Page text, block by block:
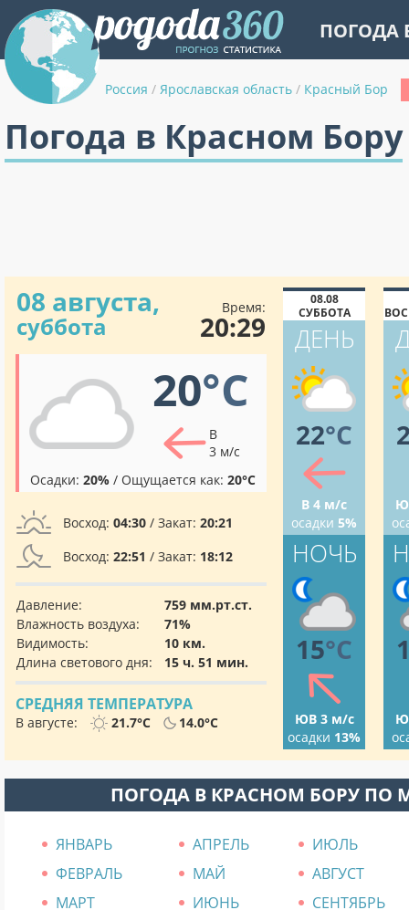
ПОГОДА
Россия / Ярославская область / Красный Бор
Погода в Красном Бору
08 августа,
суббота
Время:
20:29
20°C
В
3 м/с
Осадки: 20% / Ощущается как: 20°C
Восход: 04:30 / Закат: 20:21
Восход: 22:51 / Закат: 18:12
Давление:
759 мм.рт.ст.
Влажность воздуха:
71%
Видимость:
10 км.
Длина светового дня:
15 ч. 51 мин.
СРЕДНЯЯ ТЕМПЕРАТУРА
В августе: 21.7°C 14.0°C
08.08
СУББОТА
ДЕНЬ
22°C
В 4 м/с
осадки 5%
НОЧЬ
15°C
ЮВ 3 м/с
осадки 13%
ПОГОДА В КРАСНОМ БОРУ ПО
ЯНВАРЬ АПРЕЛЬ
ИЮЛЬ
ФЕВРАЛЬ
МАЙ
АВГУСТ
МАРТ
ИЮНЬ СЕНТЯБРЬ